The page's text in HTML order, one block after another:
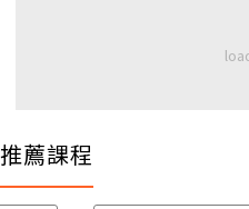
推薦課程